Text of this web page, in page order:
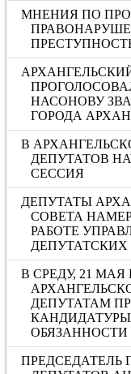
МНЕНИЯ ПО
НАСОНОВУ
ГОРОДА
В
ДЕПУТАТОВ
СЕССИЯ
ДЕПУТАТЫ
СОВЕТА
РАБОТЕ
В СРЕДУ, 21
ДЕПУТАТАМ
ОБЯЗАННОСТИ
ПРЕДСЕДАТЕЛЬ